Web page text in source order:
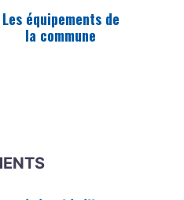
Les équipements de
la commune